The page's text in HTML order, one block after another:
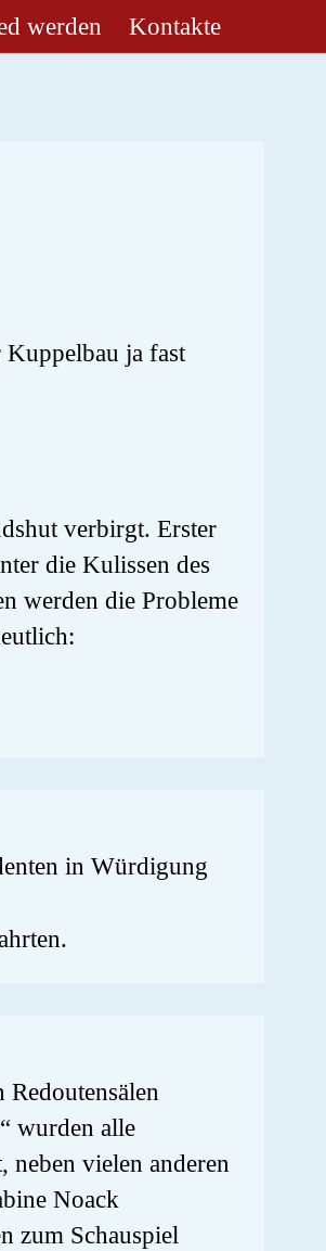
werden Kontakte
ja fast
verbirgt. Erster
die Kulissen des
werden die Probleme
in Würdigung
wurden alle
vielen anderen
Noack
zum Schauspiel